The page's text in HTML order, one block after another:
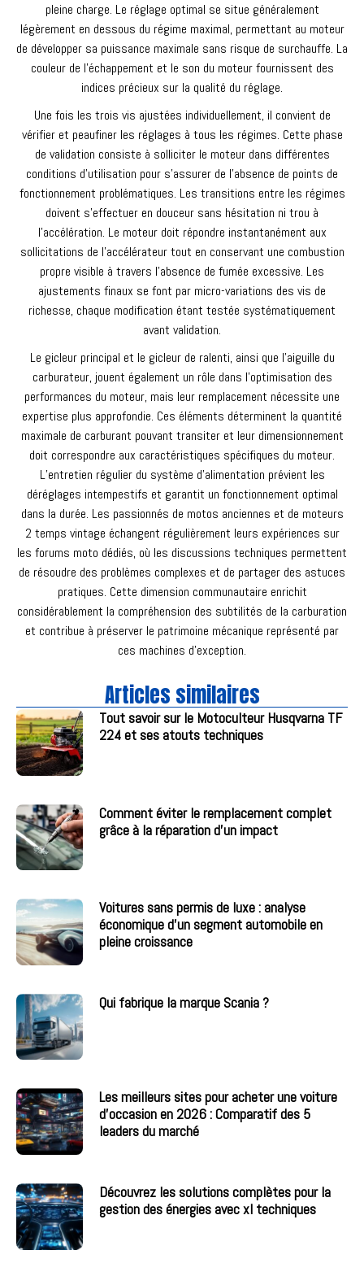
pleine charge. Le réglage optimal se situe généralement
légèrement en dessous du régime maximal, permettant au moteur
de développer sa puissance maximale sans risque de surchauffe. La
couleur de l’échappement et le son du moteur fournissent des
indices précieux sur la qualité du réglage.
Une fois les trois vis ajustées individuellement, il convient de
vérifier et peaufiner les réglages à tous les régimes. Cette phase
de validation consiste à solliciter le moteur dans différentes
conditions d’utilisation pour s’assurer de l’absence de points de
fonctionnement problématiques. Les transitions entre les régimes
doivent s’effectuer en douceur sans hésitation ni trou à
l’accélération. Le moteur doit répondre instantanément aux
sollicitations de l’accélérateur tout en conservant une combustion
propre visible à travers l’absence de fumée excessive. Les
ajustements finaux se font par micro-variations des vis de
richesse, chaque modification étant testée systématiquement
avant validation.
Le gicleur principal et le gicleur de ralenti, ainsi que l’aiguille du
carburateur, jouent également un rôle dans l’optimisation des
performances du moteur, mais leur remplacement nécessite une
expertise plus approfondie. Ces éléments déterminent la quantité
maximale de carburant pouvant transiter et leur dimensionnement
doit correspondre aux caractéristiques spécifiques du moteur.
L’entretien régulier du système d’alimentation prévient les
déréglages intempestifs et garantit un fonctionnement optimal
dans la durée. Les passionnés de motos anciennes et de moteurs
2 temps vintage échangent régulièrement leurs expériences sur
les forums moto dédiés, où les discussions techniques permettent
de résoudre des problèmes complexes et de partager des astuces
pratiques. Cette dimension communautaire enrichit
considérablement la compréhension des subtilités de la carburation
et contribue à préserver le patrimoine mécanique représenté par
ces machines d’exception.
Articles similaires
Tout savoir sur le Motoculteur Husqvarna TF
224 et ses atouts techniques
Comment éviter le remplacement complet
grâce à la réparation d’un impact
Voitures sans permis de luxe : analyse
économique d’un segment automobile en
pleine croissance
Qui fabrique la marque Scania ?
Les meilleurs sites pour acheter une voiture
d’occasion en 2026 : Comparatif des 5
leaders du marché
Découvrez les solutions complètes pour la
gestion des énergies avec xl techniques